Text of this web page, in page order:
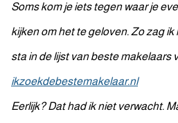
Soms kom je iets tegen waar je
kijken om het te geloven. Zo zag ik
sta in de lijst van beste makelaars
ikzoekdebestemakelaar.nl
Eerlijk? Dat had ik niet verwacht.